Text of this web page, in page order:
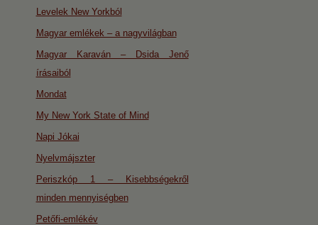
Levelek New Yorkból
Magyar emlékek – a nagyvilágban
Magyar Karaván – Dsida Jenő
írásaiból
Mondat
My New York State of Mind
Napi Jókai
Nyelvmájszter
Periszkóp 1 – Kisebbségekről
minden mennyiségben
Petőfi-emlékév